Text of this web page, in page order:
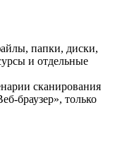
папки, диски,
и отдельные
сканирования
только